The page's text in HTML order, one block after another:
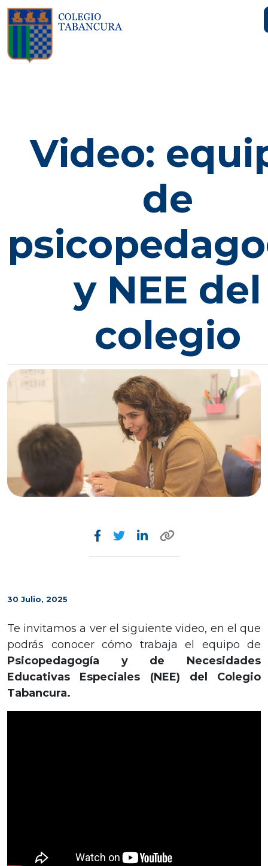
Video:
de
y NEE del
colegio
30 Julio, 2025
Te invitamos a ver el siguiente video, en el que
podrás conocer cómo trabaja el equipo de
Psicopedagogía y de Necesidades
Educativas Especiales (NEE) del Colegio
Tabancura.